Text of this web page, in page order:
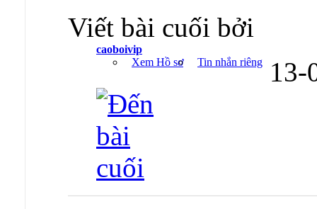
Viết bài cuối bởi
caoboivip
Xem Hồ sơ
Tin nhắn riêng